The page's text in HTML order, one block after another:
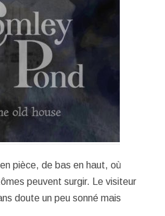
pièce, de bas en haut, où
peuvent surgir. Le visiteur
doute un peu sonné mais